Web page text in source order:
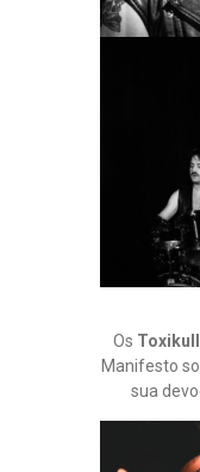
Os Toxikull
Manifesto
sua